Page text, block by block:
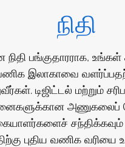
நிதி
நிதி பங்குதாரராக, உங்கள்
இலாகாவை
டிஜிட்டல் மற்றும்
அணுகலைப்
புதிய வணிக வரியை